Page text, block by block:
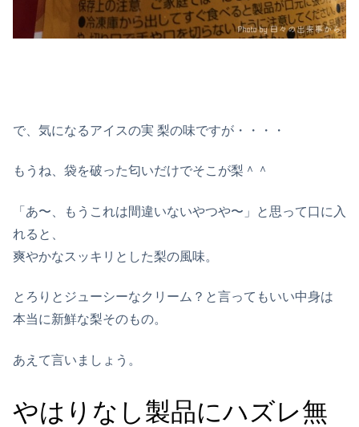
で、気になるアイスの実 梨の味ですが・・・・
もうね、袋を破った匂いだけでそこが梨＾＾
「あ〜、もうこれは間違いないやつや〜」と思って口に入
れると、
爽やかなスッキリとした梨の風味。
とろりとジューシーなクリーム？と言ってもいい中身は
本当に新鮮な梨そのもの。
あえて言いましょう。
やはりなし製品にハズレ無